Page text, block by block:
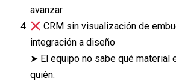
avanzar.
CRM sin visualización de
integración a diseño
➤ El equipo no sabe qué material
quién.